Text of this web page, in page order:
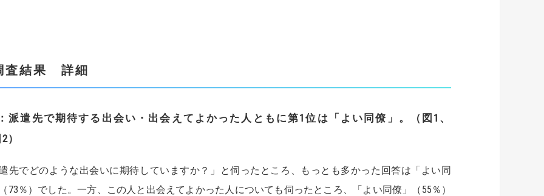
査結果 詳細
派遣先で期待する出会い・出会えてよかった人ともに第1 位は「よい同僚」。（図 1 、
2）
先でどのような出会いに期待していますか？」と伺ったところ、もっとも多かった回答は「よい同
73％）でした。一方、この人と出会えてよかった人についても伺ったところ、「よい同僚」（55％）